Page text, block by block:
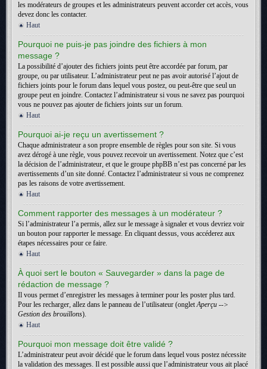
les modérateurs de groupes et les administrateurs peuvent accorder cet accès, vous
devez donc les contacter.
Haut
Pourquoi ne puis-je pas joindre des fichiers à mon
message ?
La possibilité d’ajouter des fichiers joints peut être accordée par forum, par
groupe, ou par utilisateur. L’administrateur peut ne pas avoir autorisé l’ajout de
fichiers joints pour le forum dans lequel vous postez, ou peut-être que seul un
groupe peut en joindre. Contactez l’administrateur si vous ne savez pas pourquoi
vous ne pouvez pas ajouter de fichiers joints sur un forum.
Haut
Pourquoi ai-je reçu un avertissement ?
Chaque administrateur a son propre ensemble de règles pour son site. Si vous
avez dérogé à une règle, vous pouvez recevoir un avertissement. Notez que c’est
la décision de l’administrateur, et que le groupe phpBB n’est pas concerné par les
avertissements d’un site donné. Contactez l’administrateur si vous ne comprenez
pas les raisons de votre avertissement.
Haut
Comment rapporter des messages à un modérateur ?
Si l’administrateur l’a permis, allez sur le message à signaler et vous devriez voir
un bouton pour rapporter le message. En cliquant dessus, vous accéderez aux
étapes nécessaires pour ce faire.
Haut
À quoi sert le bouton « Sauvegarder » dans la page de
rédaction de message ?
Il vous permet d’enregistrer les messages à terminer pour les poster plus tard.
Pour les recharger, allez dans le panneau de l’utilisateur (ongletAperçu -->
Gestion des brouillons).
Haut
Pourquoi mon message doit être validé ?
L’administrateur peut avoir décidé que le forum dans lequel vous postez nécessite
la validation des messages. Il est possible aussi que l’administrateur vous ait placé